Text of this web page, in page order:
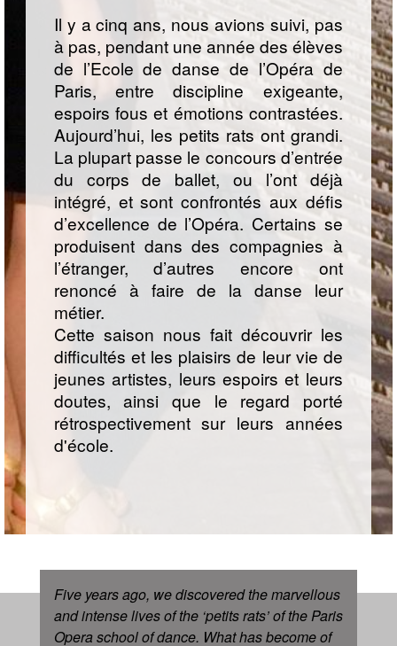
Il y a cinq ans, nous avions suivi, pas
à pas, pendant une année des élèves
de l’Ecole de danse de l’Opéra de
Paris, entre discipline exigeante,
espoirs fous et émotions contrastées.
Aujourd’hui, les petits rats ont grandi.
La plupart passe le concours d’entrée
du corps de ballet, ou l’ont déjà
intégré, et sont confrontés aux défis
d’excellence de l’Opéra. Certains se
produisent dans des compagnies à
l’étranger, d’autres encore ont
renoncé à faire de la danse leur
métier.
Cette saison nous fait découvrir les
difficultés et les plaisirs de leur vie de
jeunes artistes, leurs espoirs et leurs
doutes, ainsi que le regard porté
rétrospectivement sur leurs années
d'école.
Five years ago, we discovered the marvellous
and intense lives of the ‘petits rats’of the Paris
Opera school of dance. What has become of